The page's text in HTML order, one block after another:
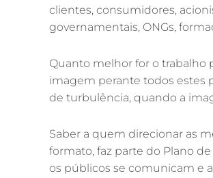
clientes, consumidores,
governamentais, ONGs,
Quanto melhor for o trabalho
imagem perante todos estes
de turbulência, quando a
Saber a quem direcionar as
formato, faz parte do Plano
os públicos se comunicam e